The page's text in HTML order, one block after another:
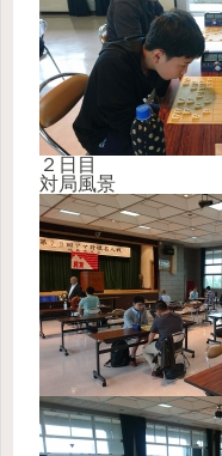
２日目
対局風景